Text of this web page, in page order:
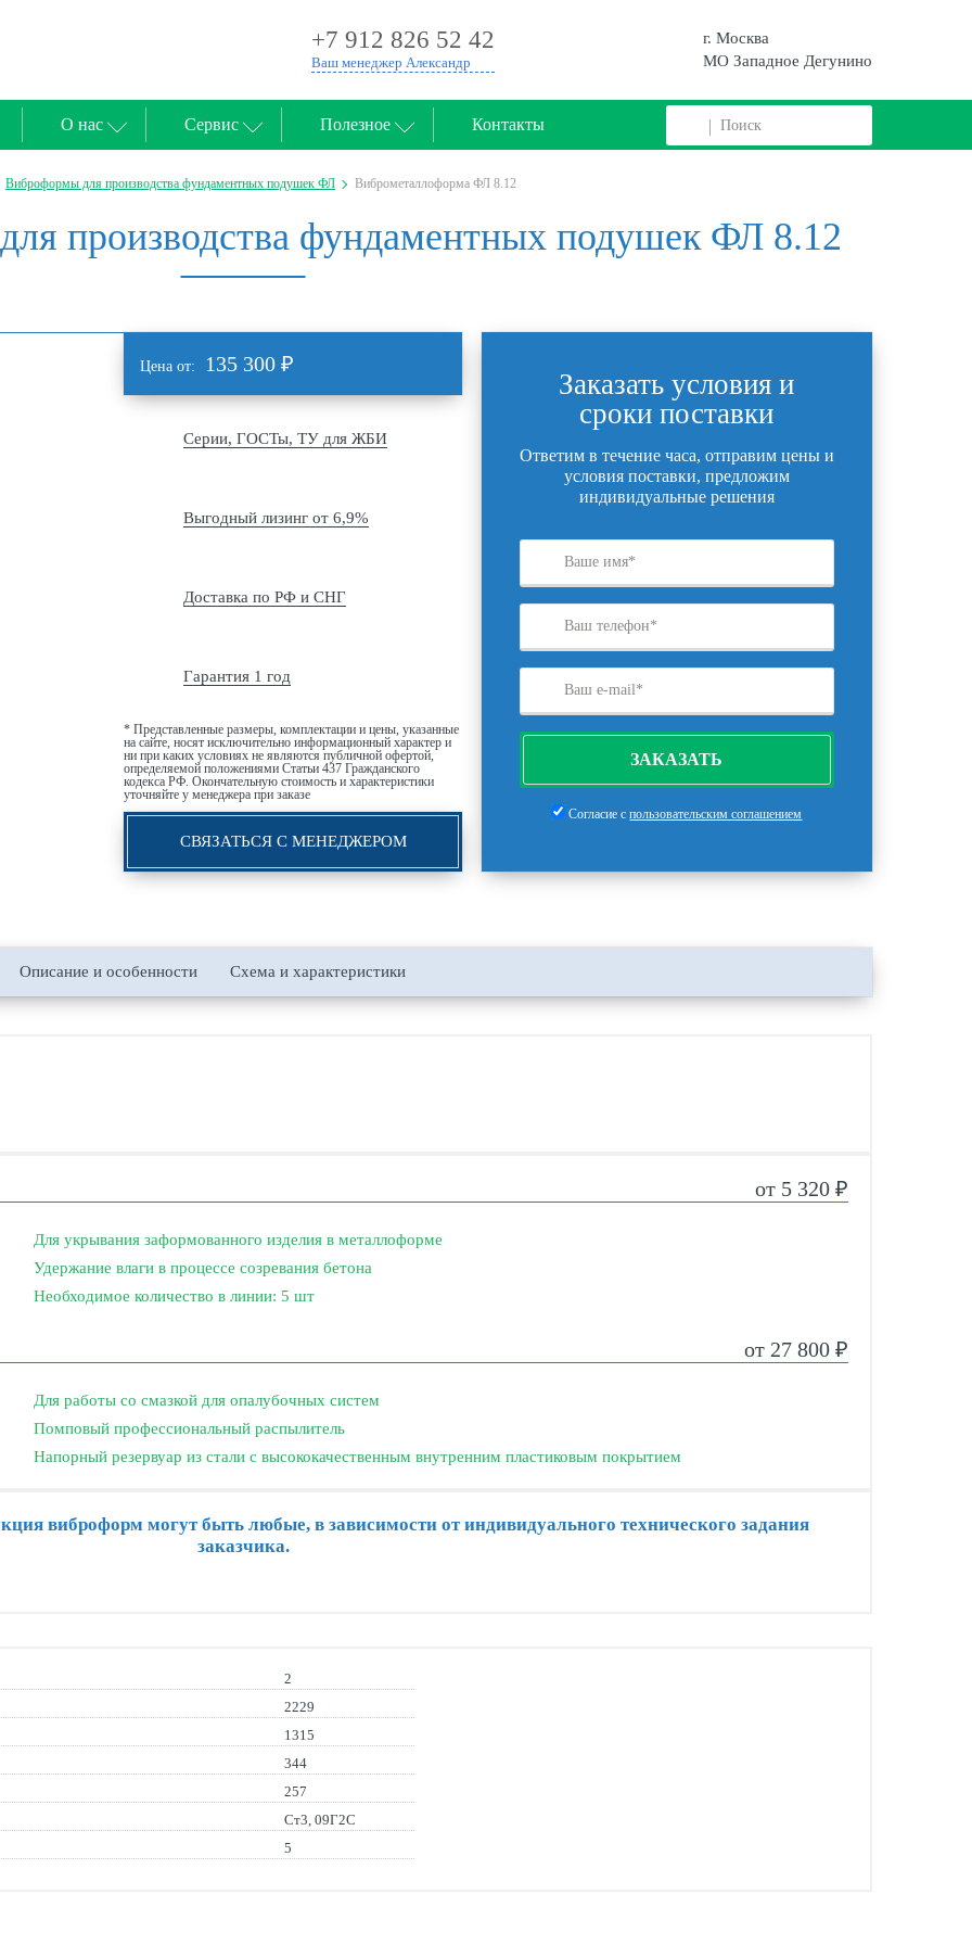
+7 912 826 52 42
Ваш менеджер Александр
г. Москва
МО Западное Дегунино
О нас Сервис Полезное Контакты
Виброформы для производства фундаментных подушек ФЛ Виброметаллоформа ФЛ 8.12
производства фундаментных подушек ФЛ 8.12
Цена от: 135 300 ₽
Серии, ГОСТы, ТУ для ЖБИ
Выгодный лизинг от 6,9%
Доставка по РФ и СНГ
Гарантия 1 год
* Представленные размеры, комплектации и цены, указанные
на сайте, носят исключительно информационный характер и
ни при каких условиях не являются публичной офертой,
определяемой положениями Статьи 437 Гражданского
кодекса РФ. Окончательную стоимость и характеристики
уточняйте у менеджера при заказе
СВЯЗАТЬСЯ С МЕНЕДЖЕРОМ
Заказать условия и
сроки поставки
Ответим в течение часа, отправим цены и
условия поставки, предложим
индивидуальные решения
ЗАКАЗАТЬ
Согласие спользовательским соглашением
Описание и особенности Схема и характеристики
от 5 320 ₽
Для укрывания заформованного изделия в металлоформе
Удержание влаги в процессе созревания бетона
Необходимое количество в линии: 5 шт
от 27 800 ₽
Для работы со смазкой для опалубочных систем
Помповый профессиональный распылитель
Напорный резервуар из стали с высококачественным внутренним пластиковым покрытием
виброформ могут быть любые, в зависимости от индивидуального технического задания
заказчика.
2
2229
1315
344
257
Ст3, 09Г2С
5